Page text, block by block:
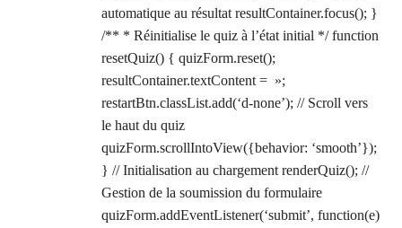
automatique au résultat resultContainer.focus(); }
/** * Réinitialise le quiz à l’état initial */ function
resetQuiz() { quizForm.reset();
resultContainer.textContent = »;
restartBtn.classList.add(‘d-none’); // Scroll vers
le haut du quiz
quizForm.scrollIntoView({behavior: ‘smooth’});
} // Initialisation au chargement renderQuiz(); //
Gestion de la soumission du formulaire
quizForm.addEventListener(‘submit’, function(e)